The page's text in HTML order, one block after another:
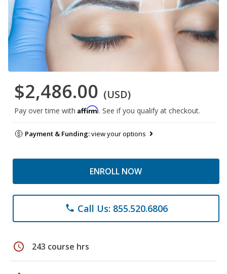
$2,486.00 (USD)
Pay over time with Affirm. See if you qualify at checkout.
Payment & Funding:view your options
ENROLL NOW
phone Call Us: 855.520.6806
schedule 243 course hrs